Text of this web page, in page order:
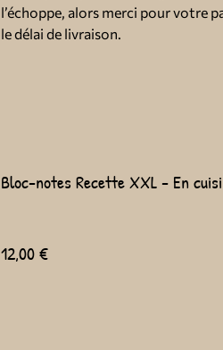
l’échoppe, alors merci pour votre
le délai de livraison.
Bloc-notes Recette XXL - En
12,00 €